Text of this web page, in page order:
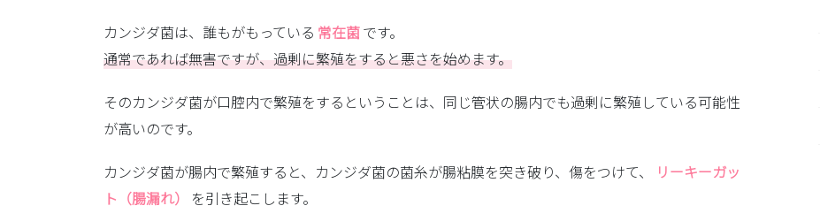
カンジダ菌は、誰もがもっている 常在菌です。
通常であれば無害ですが、過剰に繁殖をすると悪さを始めます。
そのカンジダ菌が口腔内で繁殖をするということは、同じ管状の腸内でも過剰に繁殖している可能性
が高いのです。
カンジダ菌が腸内で繁殖すると、カンジダ菌の菌糸が腸粘膜を突き破り、傷をつけて、
リーキーガッ
ト（腸漏れ）
を引き起こします。